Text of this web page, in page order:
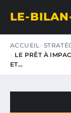
LE-
ACCUEIL
LE PRÊT À
ET…